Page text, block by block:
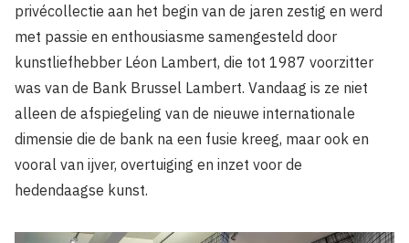
privécollectie aan het begin van de jaren zestig en werd
met passie en enthousiasme samengesteld door
kunstliefhebber Léon Lambert, die tot 1987 voorzitter
was van de Bank Brussel Lambert. Vandaag is ze niet
alleen de afspiegeling van de nieuwe internationale
dimensie die de bank na een fusie kreeg, maar ook en
vooral van ijver, overtuiging en inzet voor de
hedendaagse kunst.